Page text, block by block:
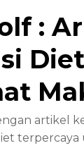
:
artikel